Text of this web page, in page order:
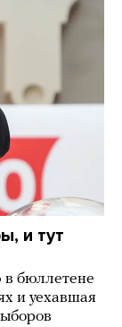
и тут
бюллетене
и уехавшая